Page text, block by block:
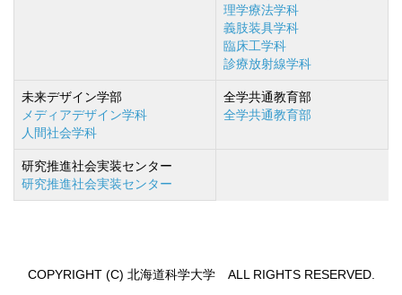
理学療法学科
義肢装具学科
臨床工学科
診療放射線学科
未来デザイン学部
メディアデザイン学科
人間社会学科
全学共通教育部
全学共通教育部
研究推進社会実装センター
研究推進社会実装センター
COPYRIGHT (C) 北海道科学大学 ALL RIGHTS RESERVED.